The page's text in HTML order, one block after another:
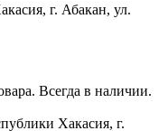
г. Абакан, ул.
Всегда в наличии.